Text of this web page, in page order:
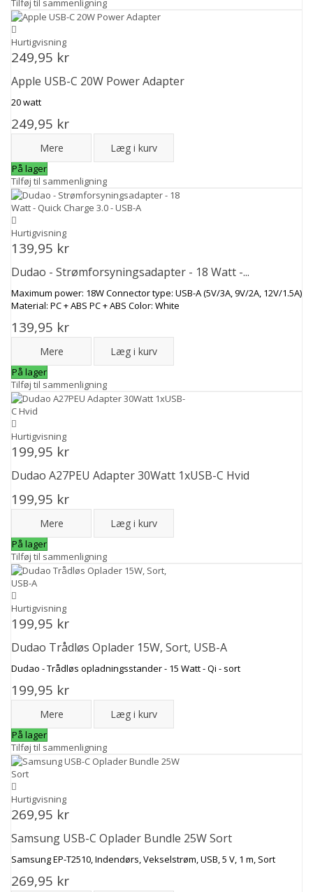
Hurtigvisning
249,95 kr
Apple USB-C 20W Power Adapter
20 watt
249,95 kr
Mere Læg i kurv
På lager
Tilføj til sammenligning
Hurtigvisning
139,95 kr
Dudao - Strømforsyningsadapter - 18 Watt -...
Maximum power: 18W Connector type: USB-A (5V/3A, 9V/2A, 12V/1.5A)
Material: PC + ABS PC + ABS Color: White
139,95 kr
Mere Læg i kurv
På lager
Tilføj til sammenligning
Hurtigvisning
199,95 kr
Dudao A27PEU Adapter 30Watt 1xUSB-C Hvid
199,95 kr
Mere Læg i kurv
På lager
Tilføj til sammenligning
Hurtigvisning
199,95 kr
Dudao Trådløs Oplader 15W, Sort, USB-A
Dudao - Trådløs opladningsstander - 15 Watt - Qi - sort
199,95 kr
Mere Læg i kurv
På lager
Tilføj til sammenligning
Hurtigvisning
269,95 kr
Samsung USB-C Oplader Bundle 25W Sort
Samsung EP-T2510, Indendørs, Vekselstrøm, USB, 5 V, 1 m, Sort
269,95 kr